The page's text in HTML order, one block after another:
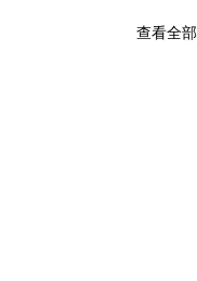
查看全部